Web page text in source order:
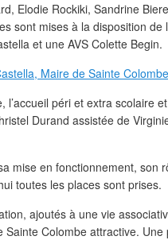
Elodie Rockiki, Sandrine
sont mises à la disposition de
et une AVS Colette Begin.
l’accueil péri et extra scolaire
Durand assistée de
mise en fonctionnement, son
toutes les places sont prises.
ajoutés à une vie
Colombe attractive.